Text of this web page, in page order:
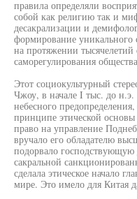
правила определяли
собой как религию так и
десакрализации и
формирование уникального
на протяжении тысячелетий
саморегулирования
Этот социокультурный
Чжоу, в начале I тыс. до
небесного
принципе этической
право на управление
вручало его обладателю
подорвало господствующую
сакральной
сделала этическое начало
мире. Это имело для Китая